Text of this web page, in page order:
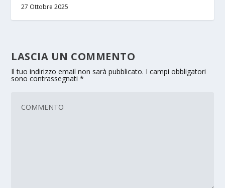
27 Ottobre 2025
LASCIA UN COMMENTO
Il tuo indirizzo email non sarà pubblicato. I campi obbligatori
sono contrassegnati*